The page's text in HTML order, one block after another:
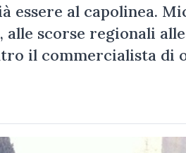
essere al capolinea.
scorse regionali
il commercialista di